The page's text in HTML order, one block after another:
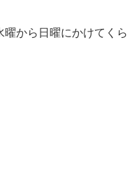
曜から日曜にかけてくら